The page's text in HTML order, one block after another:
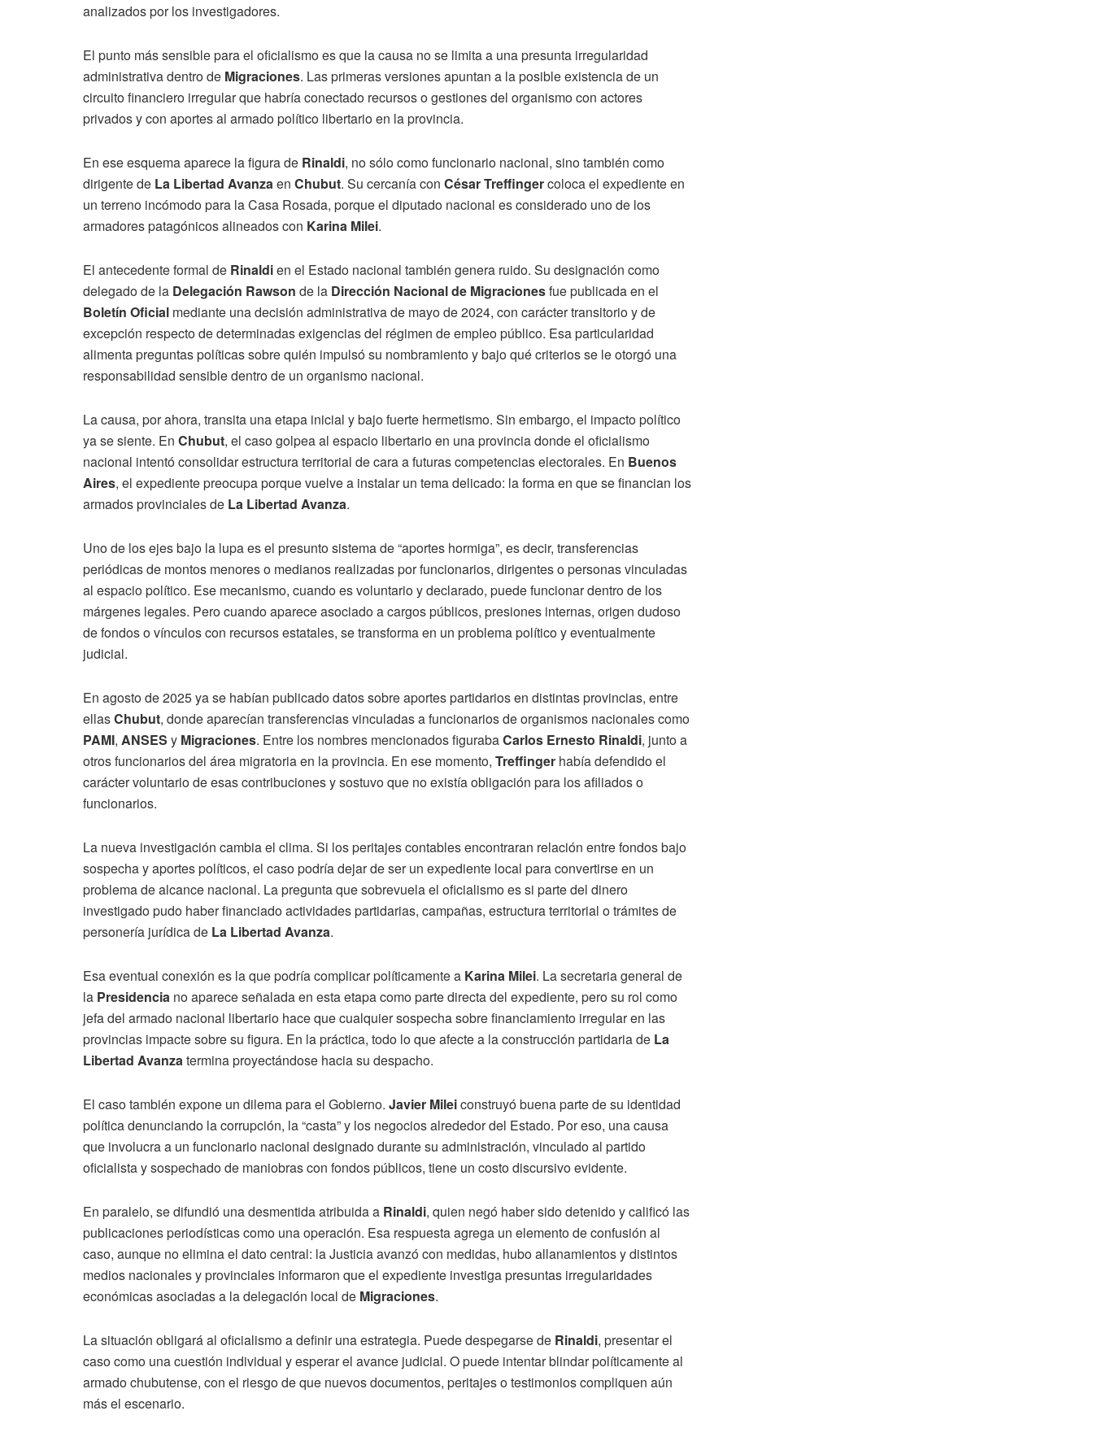
analizados por los investigadores.
El punto más sensible para el oficialismo es que la causa no se limita a una presunta irregularidad
administrativa dentro de Migraciones. Las primeras versiones apuntan a la posible existencia de un
circuito financiero irregular que habría conectado recursos o gestiones del organismo con actores
privados y con aportes al armado político libertario en la provincia.
En ese esquema aparece la figura de Rinaldi, no sólo como funcionario nacional, sino también como
dirigente de La Libertad Avanza en Chubut. Su cercanía con César Treffingercoloca el expediente en
un terreno incómodo para la Casa Rosada, porque el diputado nacional es considerado uno de los
armadores patagónicos alineados con Karina Milei.
El antecedente formal de Rinaldien el Estado nacional también genera ruido. Su designación como
delegado de la Delegación Rawson de la Dirección Nacional de Migracionesfue publicada en el
Boletín Oficial mediante una decisión administrativa de mayo de 2024, con carácter transitorio y de
excepción respecto de determinadas exigencias del régimen de empleo público. Esa particularidad
alimenta preguntas políticas sobre quién impulsó su nombramiento y bajo qué criterios se le otorgó una
responsabilidad sensible dentro de un organismo nacional.
La causa, por ahora, transita una etapa inicial y bajo fuerte hermetismo. Sin embargo, el impacto político
ya se siente. En Chubut, el caso golpea al espacio libertario en una provincia donde el oficialismo
nacional intentó consolidar estructura territorial de cara a futuras competencias electorales. En Buenos
Aires, el expediente preocupa porque vuelve a instalar un tema delicado: la forma en que se financian los
armados provinciales de La Libertad Avanza.
Uno de los ejes bajo la lupa es el presunto sistema de “aportes hormiga”, es decir, transferencias
periódicas de montos menores o medianos realizadas por funcionarios, dirigentes o personas vinculadas
al espacio político. Ese mecanismo, cuando es voluntario y declarado, puede funcionar dentro de los
márgenes legales. Pero cuando aparece asociado a cargos públicos, presiones internas, origen dudoso
de fondos o vínculos con recursos estatales, se transforma en un problema político y eventualmente
judicial.
En agosto de 2025 ya se habían publicado datos sobre aportes partidarios en distintas provincias, entre
ellasChubut, donde aparecían transferencias vinculadas a funcionarios de organismos nacionales como
PAMI, ANSES y Migraciones. Entre los nombres mencionados figurabaCarlos Ernesto Rinaldi, junto a
otros funcionarios del área migratoria en la provincia. En ese momento, Treffinger había defendido el
carácter voluntario de esas contribuciones y sostuvo que no existía obligación para los afiliados o
funcionarios.
La nueva investigación cambia el clima. Si los peritajes contables encontraran relación entre fondos bajo
sospecha y aportes políticos, el caso podría dejar de ser un expediente local para convertirse en un
problema de alcance nacional. La pregunta que sobrevuela el oficialismo es si parte del dinero
investigado pudo haber financiado actividades partidarias, campañas, estructura territorial o trámites de
personería jurídica de La Libertad Avanza.
Esa eventual conexión es la que podría complicar políticamente a Karina Milei. La secretaria general de
la Presidencia no aparece señalada en esta etapa como parte directa del expediente, pero su rol como
jefa del armado nacional libertario hace que cualquier sospecha sobre financiamiento irregular en las
provincias impacte sobre su figura. En la práctica, todo lo que afecte a la construcción partidaria de La
Libertad Avanza termina proyectándose hacia su despacho.
El caso también expone un dilema para el Gobierno. Javier Mileiconstruyó buena parte de su identidad
política denunciando la corrupción, la “casta” y los negocios alrededor del Estado. Por eso, una causa
que involucra a un funcionario nacional designado durante su administración, vinculado al partido
oficialista y sospechado de maniobras con fondos públicos, tiene un costo discursivo evidente.
En paralelo, se difundió una desmentida atribuida a Rinaldi, quien negó haber sido detenido y calificó las
publicaciones periodísticas como una operación. Esa respuesta agrega un elemento de confusión al
caso, aunque no elimina el dato central: la Justicia avanzó con medidas, hubo allanamientos y distintos
medios nacionales y provinciales informaron que el expediente investiga presuntas irregularidades
económicas asociadas a la delegación local de Migraciones.
La situación obligará al oficialismo a definir una estrategia. Puede despegarse de Rinaldi, presentar el
caso como una cuestión individual y esperar el avance judicial. O puede intentar blindar políticamente al
armado chubutense, con el riesgo de que nuevos documentos, peritajes o testimonios compliquen aún
más el escenario.